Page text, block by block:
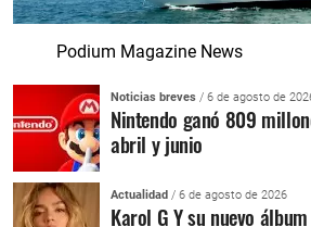
Podium Magazine News
Noticias breves / 6 de agosto de
Nintendo ganó 809
abril y junio
Actualidad / 6 de agosto de 2026
Karol G Y su nuevo